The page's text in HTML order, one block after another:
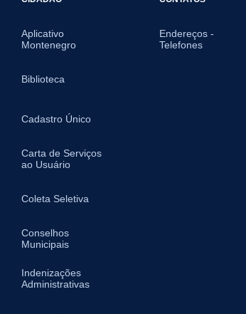
Aplicativo
Montenegro
Biblioteca
Cadastro Único
Carta de Serviços
ao Usuário
Coleta Seletiva
Conselhos
Municipais
Indenizações
Administrativas
Endereços -
Telefones